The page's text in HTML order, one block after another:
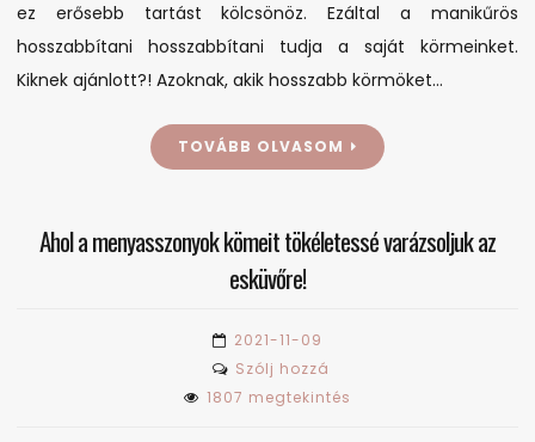
ez erősebb tartást kölcsönöz. Ezáltal a manikűrös
hosszabbítani hosszabbítani tudja a saját körmeinket.
Kiknek ajánlott?! Azoknak, akik hosszabb körmöket…
TOVÁBB OLVASOM
Ahol a menyasszonyok kömeit tökéletessé varázsoljuk az
esküvőre!
2021-11-09
Szólj hozzá
Ahol
1807 megtekintés